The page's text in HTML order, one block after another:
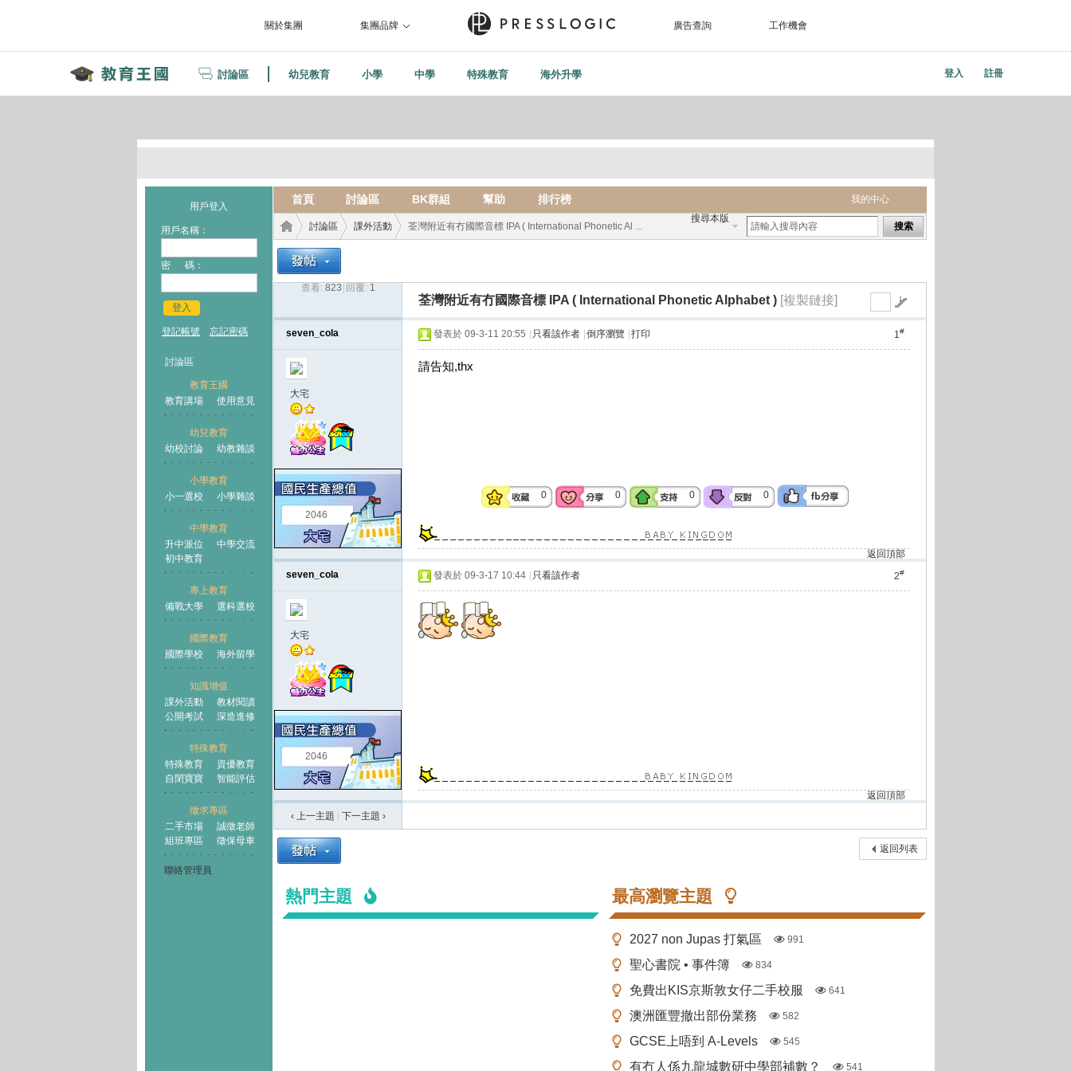
關於集團 集團品牌 廣告查詢 工作機會
討論區 幼兒教育 小學 中學 特殊教育 海外升學 登入 註冊
用戶登入
用戶名稱：
密 碼：
登入
登記帳號 忘記密碼
討論區
教育王國
教育講場
使用意見
幼兒教育
幼校討論
幼教雜談
小學教育
小一選校
小學雜談
中學教育
升中派位
中學交流
初中教育
專上教育
備戰大學
選科選校
國際教育
國際學校
海外留學
知識增值
課外活動
教材閱讀
公開考試
深造進修
特殊教育
特殊教育
資優教育
自閉寶寶
智能評估
徵求專區
二手市場
誠徵老師
組班專區
徵保母車
聯絡管理員
我的中心
首頁 討論區 BK群組 幫助 排行榜
搜尋本版
搜索
王國
討論區
›
課外活動 荃灣附近有冇國際音標 IPA ( International Phonetic Al ...
查看: 823 回覆: 1
荃灣附近有冇國際音標 IPA ( International Phonetic Alphabet ) [複製鏈接]
seven_cola
大宅
2046
1#
發表於 09-3-11 20:55 只看該作者 倒序瀏覽 打印
請告知,thx
0 0 0 0
返回頂部
seven_cola
大宅
2046
2#
發表於 09-3-17 10:44 只看該作者
返回頂部
‹ 上一主題
下一主題 ›
返回列表
熱門主題 最高瀏覽主題
2027 non Jupas 打氣區 991
聖心書院 • 事件簿 834
免費出KIS京斯敦女仔二手校服 641
澳洲匯豐撤出部份業務 582
GCSE上唔到 A-Levels 545
有冇人係九龍城數研中學部補數？ 541